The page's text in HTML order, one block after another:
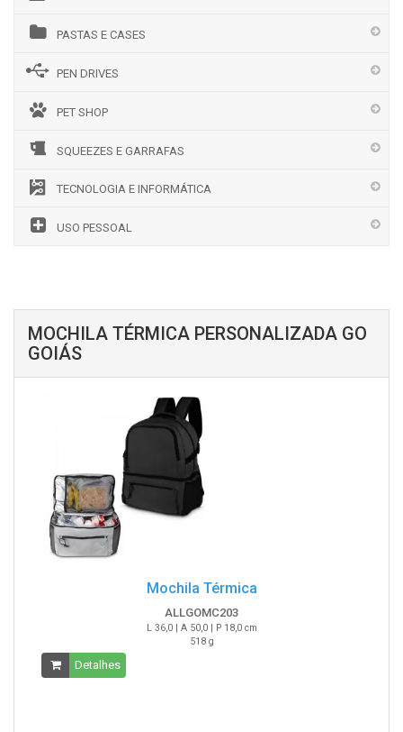
PASTAS E CASES
PEN DRIVES
PET SHOP
SQUEEZES E GARRAFAS
TECNOLOGIA E INFORMÁTICA
USO PESSOAL
MOCHILA TÉRMICA PERSONALIZADA GO
GOIÁS
Mochila Térmica
ALLGOMC203
L 36,0 | A 50,0 | P 18,0 cm
518 g
Detalhes